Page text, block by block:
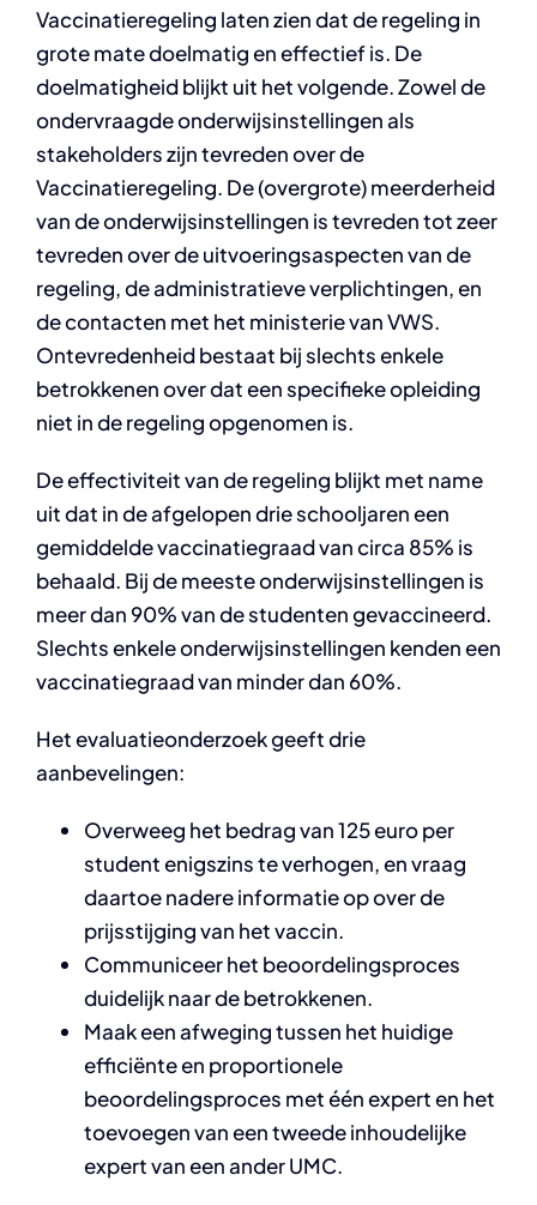
Vaccinatieregeling laten zien dat de regeling in
grote mate doelmatig en effectief is. De
doelmatigheid blijkt uit het volgende. Zowel de
ondervraagde onderwijsinstellingen als
stakeholders zijn tevreden over de
Vaccinatieregeling. De (overgrote) meerderheid
van de onderwijsinstellingen is tevreden tot zeer
tevreden over de uitvoeringsaspecten van de
regeling, de administratieve verplichtingen, en
de contacten met het ministerie van VWS.
Ontevredenheid bestaat bij slechts enkele
betrokkenen over dat een specifieke opleiding
niet in de regeling opgenomen is.
De effectiviteit van de regeling blijkt met name
uit dat in de afgelopen drie schooljaren een
gemiddelde vaccinatiegraad van circa 85% is
behaald. Bij de meeste onderwijsinstellingen is
meer dan 90% van de studenten gevaccineerd.
Slechts enkele onderwijsinstellingen kenden een
vaccinatiegraad van minder dan 60%.
Het evaluatieonderzoek geeft drie
aanbevelingen:
Overweeg het bedrag van 125 euro per
student enigszins te verhogen, en vraag
daartoe nadere informatie op over de
prijsstijging van het vaccin.
Communiceer het beoordelingsproces
duidelijk naar de betrokkenen.
Maak een afweging tussen het huidige
efficiënte en proportionele
beoordelingsproces met één expert en het
toevoegen van een tweede inhoudelijke
expert van een ander UMC.